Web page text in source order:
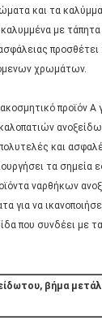
και τα
με
χρωμάτων.
προϊόν
και
τα
ναρθήκων
για να
που συνδέει με
βήμα